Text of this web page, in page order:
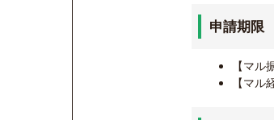
申請期限
【マ
【マ